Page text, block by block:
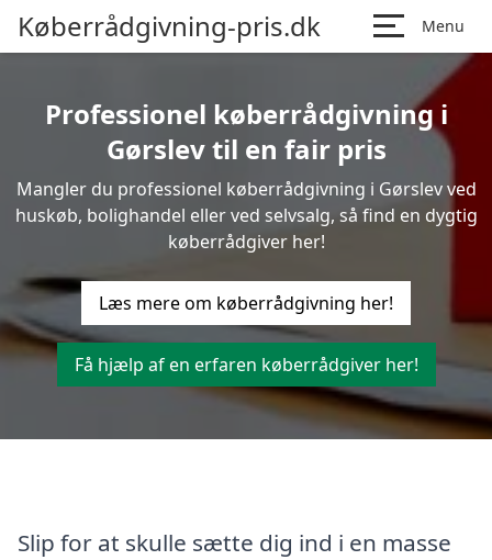
Køberrådgivning-pris.dk Menu
Professionel køberrådgivning i
Gørslev til en fair pris
Mangler du professionel køberrådgivning i Gørslev ved
huskøb, bolighandel eller ved selvsalg, så find en dygtig
køberrådgiver her!
Læs mere om køberrådgivning her!
Få hjælp af en erfaren køberrådgiver her!
Slip for at skulle sætte dig ind i en masse